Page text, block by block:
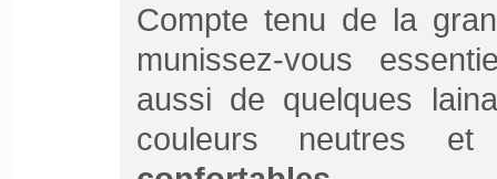
Compte tenu de la
munissez-vous
aussi de quelques
couleurs neutres